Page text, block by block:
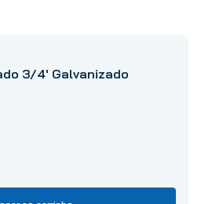
3/4' Galvanizado